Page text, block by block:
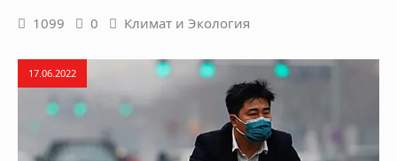
1099 0 Климат и Экология
17.06.2022